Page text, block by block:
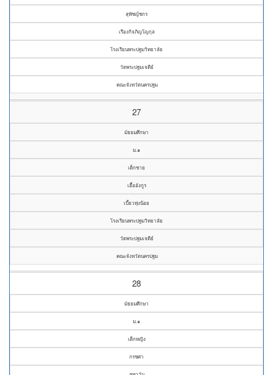
สุพัชญ์ชกร
เรืองกิจภิญโญกุล
โรงเรียนพระปฐมวิทยาลัย
วัดพระปฐมเจดีย์
คณะจังหวัดนครปฐม
27
มัธยมศึกษา
ม.๑
เด็กชาย
เอื้ออังกูร
เบี้ยวทุ่งน้อย
โรงเรียนพระปฐมวิทยาลัย
วัดพระปฐมเจดีย์
คณะจังหวัดนครปฐม
28
มัธยมศึกษา
ม.๑
เด็กหญิง
กรชศา